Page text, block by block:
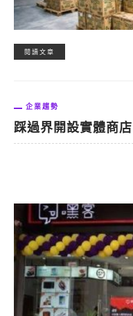
閱讀文章
企業趨勢
踩過界開設實體商